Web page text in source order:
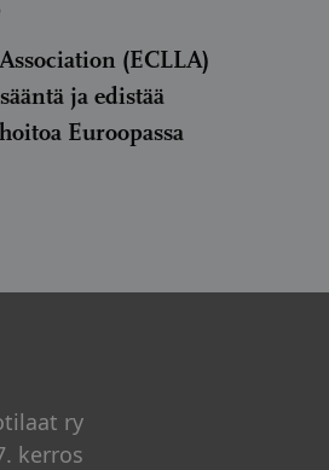
(ECLLA)
ja edistää
Euroopassa
ry
kerros